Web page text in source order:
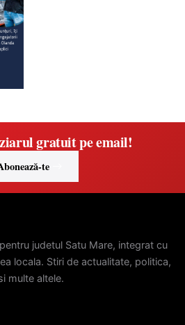
gratuit pe email!
te
judetul Satu Mare, integrat cu
locala. Stiri de actualitate, politica,
multe altele.